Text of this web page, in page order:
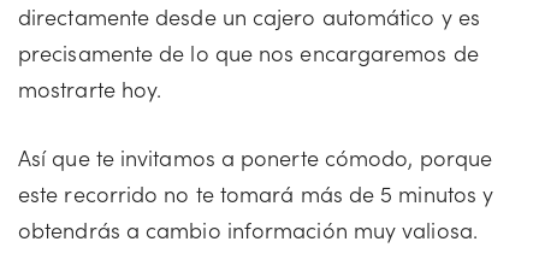
directamente desde un cajero automático y es
precisamente de lo que nos encargaremos de
mostrarte hoy.
Así que te invitamos a ponerte cómodo, porque
este recorrido no te tomará más de 5 minutos y
obtendrás a cambio información muy valiosa.